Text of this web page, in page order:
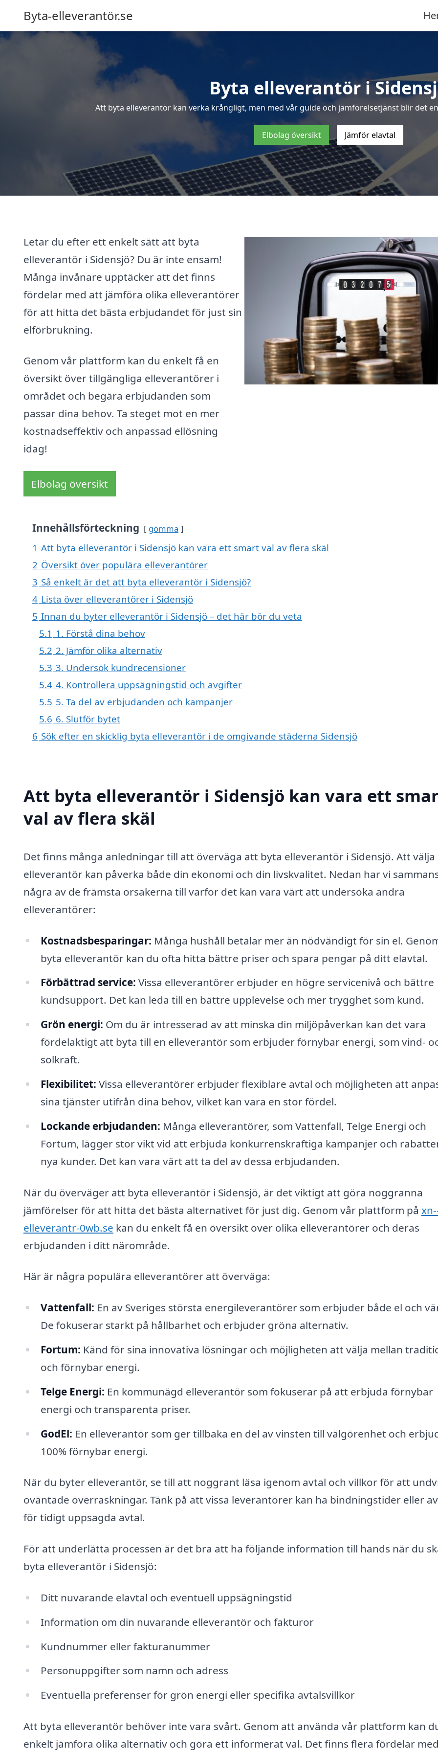
Byta-elleverantör.se
Byta elleverantör i
Att byta elleverantör kan verka krångligt, men med vår guide och jämförelsetjänst blir det
Elbolag översikt Jämför elavtal
Letar du efter ett enkelt sätt att byta
elleverantör i Sidensjö? Du är inte ensam!
Många invånare upptäcker att det finns
fördelar med att jämföra olika elleverantörer
för att hitta det bästa erbjudandet för just sin
elförbrukning.
Genom vår plattform kan du enkelt få en
översikt över tillgängliga elleverantörer i
området och begära erbjudanden som
passar dina behov. Ta steget mot en mer
kostnadseffektiv och anpassad ellösning
idag!
Elbolag översikt
Innehållsförteckning gömma
1 Att byta elleverantör i Sidensjö kan vara ett smart val av flera skäl
2 Översikt över populära elleverantörer
3 Så enkelt är det att byta elleverantör i Sidensjö?
4 Lista över elleverantörer i Sidensjö
5 Innan du byter elleverantör i Sidensjö – det här bör du veta
5.1 1. Förstå dina behov
5.2 2. Jämför olika alternativ
5.3 3. Undersök kundrecensioner
5.4 4. Kontrollera uppsägningstid och avgifter
5.5 5. Ta del av erbjudanden och kampanjer
5.6 6. Slutför bytet
6 Sök efter en skicklig byta elleverantör i de omgivande städerna Sidensjö
Att byta elleverantör i Sidensjö kan vara ett
val av flera skäl
Det finns många anledningar till att överväga att byta elleverantör i Sidensjö. Att
elleverantör kan påverka både din ekonomi och din livskvalitet. Nedan har vi
några av de främsta orsakerna till varför det kan vara värt att undersöka andra
elleverantörer:
Kostnadsbesparingar: Många hushåll betalar mer än nödvändigt för sin el.
byta elleverantör kan du ofta hitta bättre priser och spara pengar på ditt elavtal.
Förbättrad service: Vissa elleverantörer erbjuder en högre servicenivå och bättre
kundsupport. Det kan leda till en bättre upplevelse och mer trygghet som kund.
Grön energi: Om du är intresserad av att minska din miljöpåverkan kan det vara
fördelaktigt att byta till en elleverantör som erbjuder förnybar energi, som vind-
solkraft.
Flexibilitet: Vissa elleverantörer erbjuder flexiblare avtal och möjligheten att
sina tjänster utifrån dina behov, vilket kan vara en stor fördel.
Lockande erbjudanden: Många elleverantörer, som Vattenfall, Telge Energi och
Fortum, lägger stor vikt vid att erbjuda konkurrenskraftiga kampanjer och
nya kunder. Det kan vara värt att ta del av dessa erbjudanden.
När du överväger att byta elleverantör i Sidensjö, är det viktigt att göra noggranna
jämförelser för att hitta det bästa alternativet för just dig. Genom vår plattform på
elleverantr-0wb.se kan du enkelt få en översikt över olika elleverantörer och deras
erbjudanden i ditt närområde.
Här är några populära elleverantörer att överväga:
Vattenfall: En av Sveriges största energileverantörer som erbjuder både el och
De fokuserar starkt på hållbarhet och erbjuder gröna alternativ.
Fortum: Känd för sina innovativa lösningar och möjligheten att välja mellan
och förnybar energi.
Telge Energi: En kommunägd elleverantör som fokuserar på att erbjuda förnybar
energi och transparenta priser.
GodEl: En elleverantör som ger tillbaka en del av vinsten till välgörenhet och
100% förnybar energi.
När du byter elleverantör, se till att noggrant läsa igenom avtal och villkor för att
oväntade överraskningar. Tänk på att vissa leverantörer kan ha bindningstider eller
för tidigt uppsagda avtal.
För att underlätta processen är det bra att ha följande information till hands när du
byta elleverantör i Sidensjö:
Ditt nuvarande elavtal och eventuell uppsägningstid
Information om din nuvarande elleverantör och fakturor
Kundnummer eller fakturanummer
Personuppgifter som namn och adress
Eventuella preferenser för grön energi eller specifika avtalsvillkor
Att byta elleverantör behöver inte vara svårt. Genom att använda vår plattform kan
enkelt jämföra olika alternativ och göra ett informerat val. Det finns flera fördelar